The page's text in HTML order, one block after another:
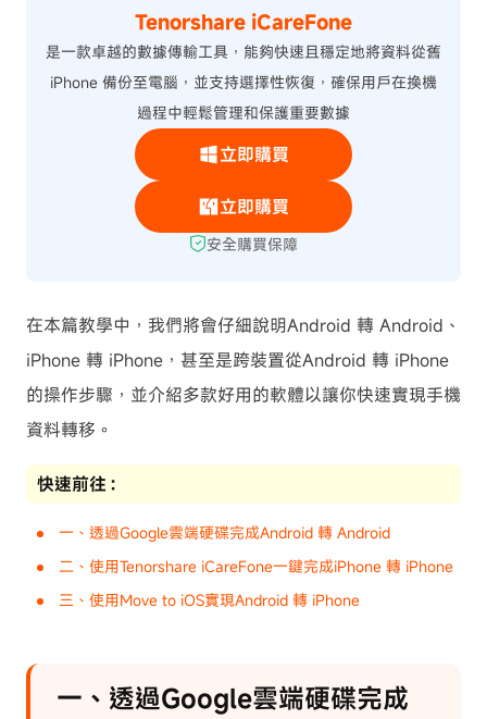
Tenorshare iCareFone
是一款卓越的數據傳輸工具，能夠快速且穩定地將資料從舊
iPhone 備份至電腦，並支持選擇性恢復，確保用戶在換機
過程中輕鬆管理和保護重要數據
立即購買
立即購買
安全購買保障
在本篇教學中，我們將會仔細說明Android 轉 Android、
iPhone 轉 iPhone，甚至是跨裝置從Android 轉 iPhone
的操作步驟，並介紹多款好用的軟體以讓你快速實現手機
資料轉移。
快速前往：
一、透過Google雲端硬碟完成Android 轉 Android
二、使用Tenorshare iCareFone一鍵完成iPhone 轉 iPhone
三、使用Move to iOS實現Android 轉 iPhone
一、透過Google雲端硬碟完成